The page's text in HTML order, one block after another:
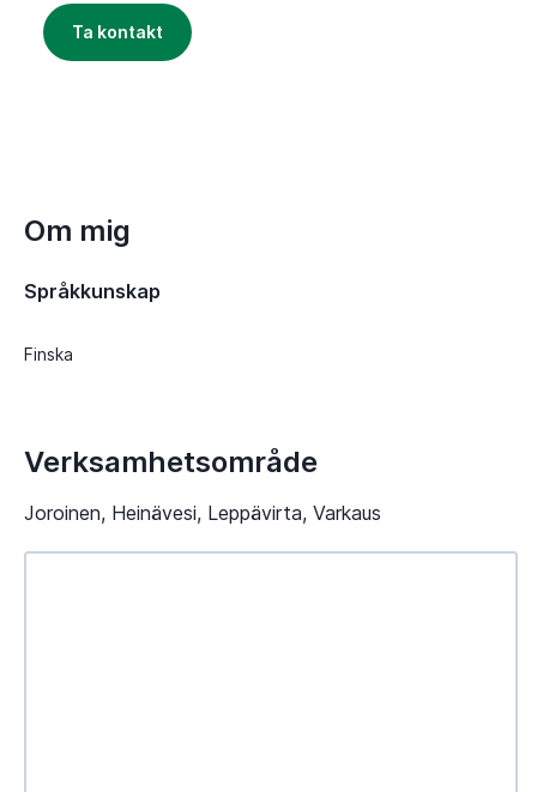
Ta kontakt
Om mig
Språkkunskap
Finska
Verksamhetsområde
Joroinen, Heinävesi, Leppävirta, Varkaus